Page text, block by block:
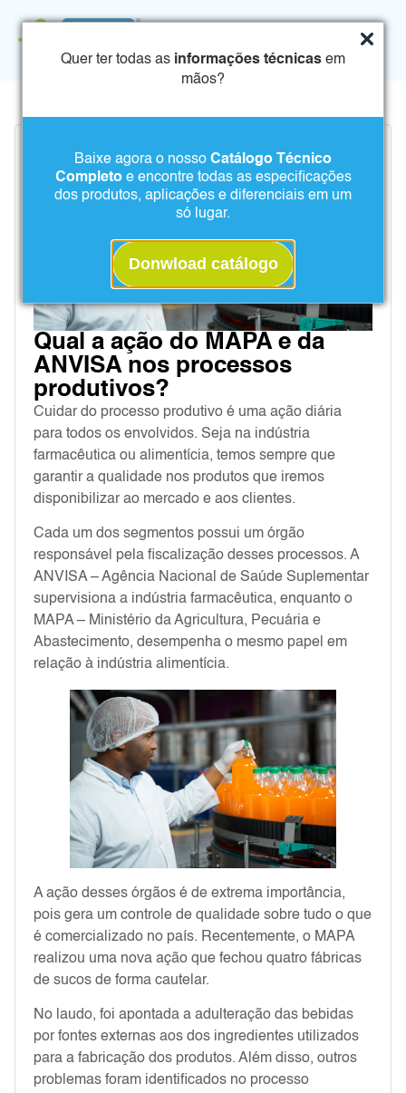
Quer ter todas as informações técnicas em
mãos?
Baixe agora o nosso Catálogo Técnico
Completo e encontre todas as especificações
dos produtos, aplicações e diferenciais em um
só lugar.
Donwload catálogo
Qual a ação do MAPA e da
ANVISA nos processos
produtivos?
Cuidar do processo produtivo é uma ação diária
para todos os envolvidos. Seja na indústria
farmacêutica ou alimentícia, temos sempre que
garantir a qualidade nos produtos que iremos
disponibilizar ao mercado e aos clientes.
Cada um dos segmentos possui um órgão
responsável pela fiscalização desses processos. A
ANVISA – Agência Nacional de Saúde Suplementar
supervisiona a indústria farmacêutica, enquanto o
MAPA – Ministério da Agricultura, Pecuária e
Abastecimento, desempenha o mesmo papel em
relação à indústria alimentícia.
A ação desses órgãos é de extrema importância,
pois gera um controle de qualidade sobre tudo o que
é comercializado no país. Recentemente, o MAPA
realizou uma nova ação que fechou quatro fábricas
de sucos de forma cautelar.
No laudo, foi apontada a adulteração das bebidas
por fontes externas aos dos ingredientes utilizados
para a fabricação dos produtos. Além disso, outros
problemas foram identificados no processo